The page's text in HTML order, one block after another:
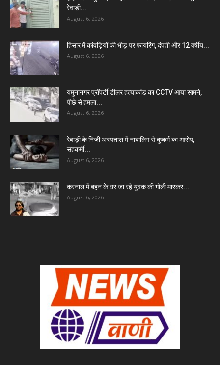
रेवाड़ी...
August 6, 2026
हिसार में कांवड़ियों की भीड़ पर फायरिंग, दंपती और 12 वर्षीय...
August 6, 2026
यमुनानगर प्रॉपर्टी डीलर हत्याकांड का CCTV आया सामने,
पीछे से हमला...
August 6, 2026
रेवाड़ी के निजी अस्पताल में नाबालिग से दुष्कर्म का आरोप,
सहकर्मी...
August 6, 2026
करनाल में बहन के घर जा रहे युवक की गोली मारकर...
August 6, 2026